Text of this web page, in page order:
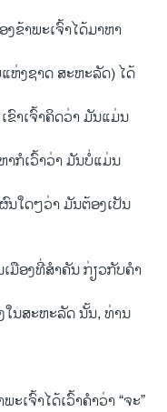
ຂ້າພະເຈົ້າໄດ້ມາຫາ
ຫ່ງຊາດ ສະຫະລັດ) ໄດ້
ຂົາເຈົ້າຄິດວ່າ ມັນແມ່ນ
ກໍເວົ້າວ່າ ມັນບໍ່ແມ່ນ
ນໃດໆວ່າ ມັນຕ້ອງເປັນ
ມືອງທີ່ສຳຄັນ ກ່ຽວກັບຄຳ
ໃນສະຫະລັດ ນັ້ນ, ທ່ານ
ເຈົ້າໄດ້ເວົ້າຄຳວ່າ “ຈະ”